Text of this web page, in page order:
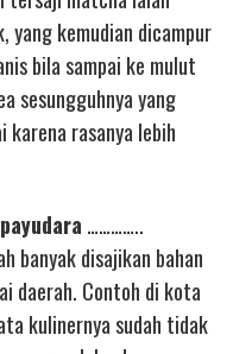
yang kemudian dicampur
bila sampai ke mulut
sesungguhnya yang
karena rasanya lebih
…………..
banyak disajikan bahan
daerah. Contoh di kota
kulinernya sudah tidak